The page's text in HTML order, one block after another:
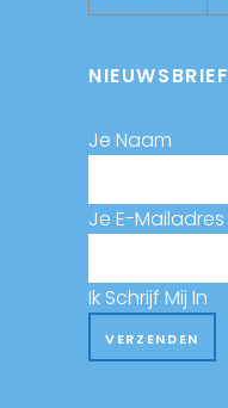
NIEUWSBRIEF
Je Naam
Je E-Mailadres
Ik Schrijf Mij In